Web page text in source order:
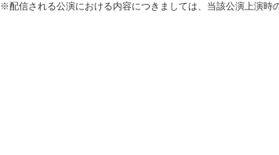
※配信される公演における内容につきましては、当該公演上演時